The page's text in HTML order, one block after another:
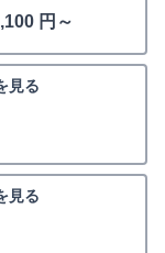
円～
見る
見る